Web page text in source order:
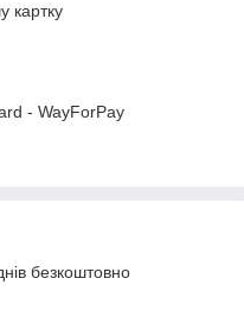
картку
- WayForPay
безкоштовно